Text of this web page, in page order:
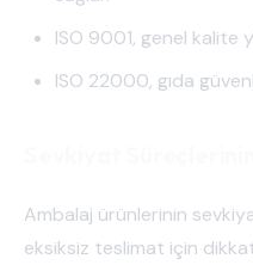
ISO 9001, genel kalite
ISO 22000, gıda
Ambalaj ürünlerinin
eksiksiz teslimat için